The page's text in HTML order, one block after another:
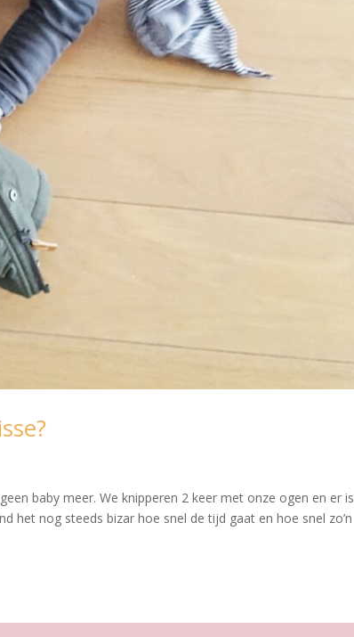
baby meer. We knipperen 2 keer met onze ogen en er is
het nog steeds bizar hoe snel de tijd gaat en hoe snel zo’n